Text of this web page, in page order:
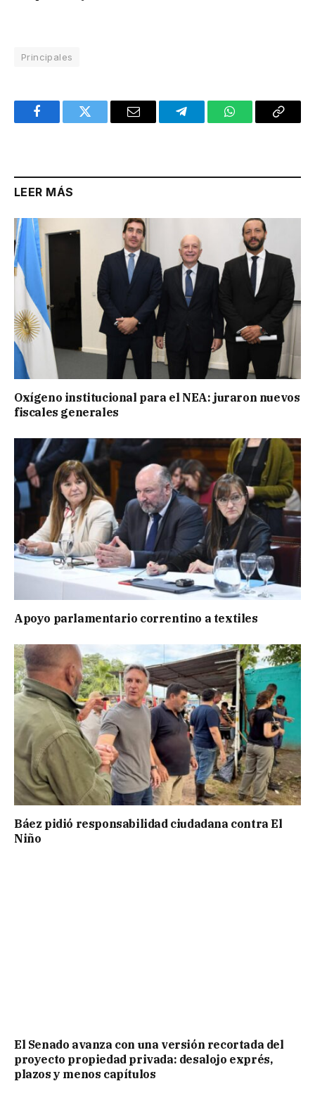
Principales
FacebookTwitter Email TelegramWhatsAppCopy
LEER MÁS
Oxígeno institucional para el NEA: juraron nuevos
fiscales generales
Apoyo parlamentario correntino a textiles
Báez pidió responsabilidad ciudadana contra El
Niño
El Senado avanza con una versión recortada del
proyecto propiedad privada: desalojo exprés,
plazos y menos capítulos